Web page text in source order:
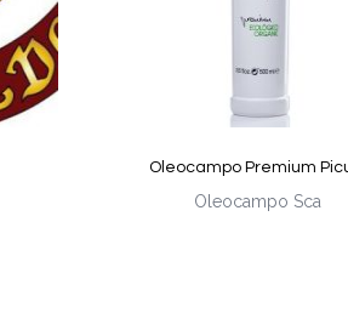
Oleocampo Premium
Oleocampo Sca